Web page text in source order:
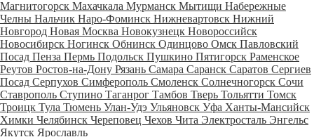
Магнитогорск Махачкала Мурманск Мытищи Набережные
Челны Нальчик Наро-Фоминск Нижневартовск Нижний
Новгород Новая Москва Новокузнецк Новороссийск
Новосибирск Ногинск Обнинск Одинцово Омск Павловский
Посад Пенза Пермь Подольск Пушкино Пятигорск Раменское
Реутов Ростов-на-Дону Рязань Самара Саранск Саратов Сергиев
Посад Серпухов Симферополь Смоленск Солнечногорск Сочи
Ставрополь Ступино Таганрог Тамбов Тверь Тольятти Томск
Троицк Тула Тюмень Улан-Удэ Ульяновск Уфа Ханты-Мансийск
Химки Челябинск Череповец Чехов Чита Электросталь Энгельс
Якутск Ярославль